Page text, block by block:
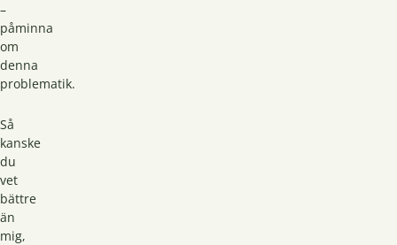
–
påminna
om
denna
problematik.
Så
kanske
du
vet
bättre
än
mig,